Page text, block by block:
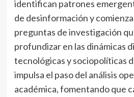
identifican patrones
de desinformación y
preguntas de investigación
profundizar en las dinámicas
tecnológicas y sociopolíticas
impulsa el paso del análisis
académica, fomentando que